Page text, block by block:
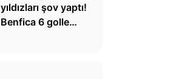
yıldızları şov yaptı!
Benfica 6 golle